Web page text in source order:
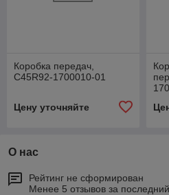
Коробка передач,
С45R92-1700010-01
Цену уточняйте
О нас
Рейтинг не сформирован
Менее 5 отзывов за